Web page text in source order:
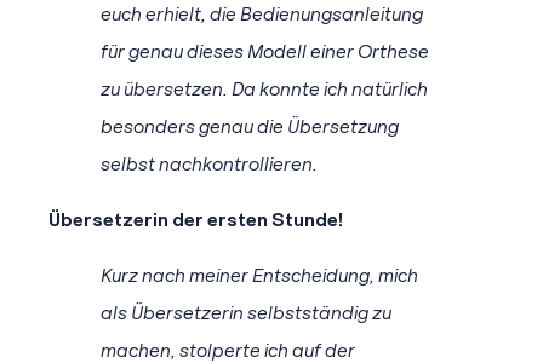
euch erhielt, die Bedienungsanleitung
für genau dieses Modell einer Orthese
zu übersetzen. Da konnte ich natürlich
besonders genau die Übersetzung
selbst nachkontrollieren.
Übersetzerin der ersten Stunde!
Kurz nach meiner Entscheidung, mich
als Übersetzerin selbstständig zu
machen, stolperte ich auf der